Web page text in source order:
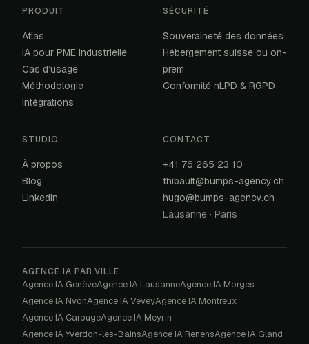
PRODUIT
Atlas
IA pour PME industrielle
Cas d’usage
Méthodologie
Intégrations
SÉCURITÉ
Souveraineté des données
Hébergement suisse ou on-
prem
Conformité nLPD & RGPD
STUDIO
À propos
Blog
LinkedIn
CONTACT
+41 76 265 23 10
thibault@bumps-agency.ch
hugo@bumps-agency.ch
Lausanne · Paris
AGENCE IA PAR VILLE
Agence IA GenèveAgence IA LausanneAgence IA Morges
Agence IA NyonAgence IAVeveyAgence IA Montreux
Agence IA CarougeAgence IA Meyrin
Agence IAYverdon-les-BainsAgence IA RenensAgence IA Gland